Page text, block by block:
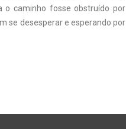
o caminho fosse obstruído por
se desesperar e esperando por